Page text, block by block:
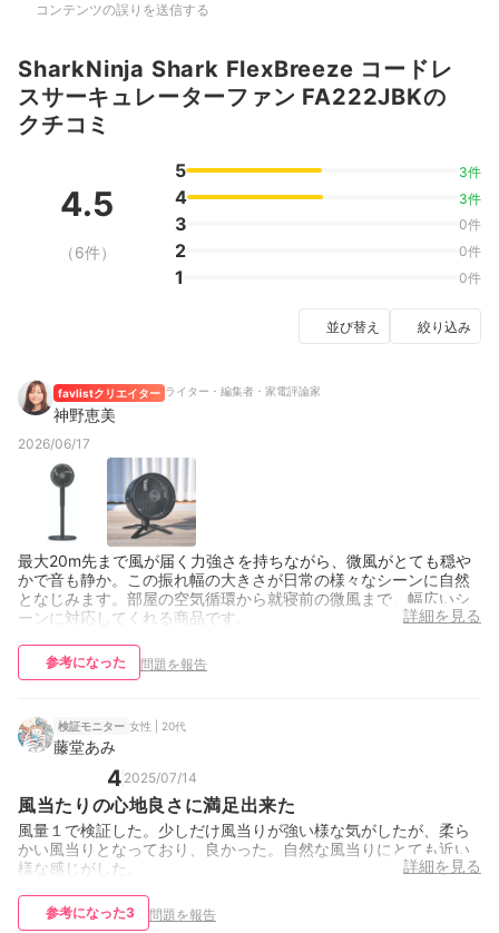
コンテンツの誤りを送信する
SharkNinja Shark FlexBreeze コードレ
スサーキュレーターファン FA222JBKの
クチコミ
4.5
（6件）
5 3件
4 3件
3 0件
2 0件
1 0件
並び替え 絞り込み
favlistクリエイター ライター・編集者・家電評論家
神野恵美
2026/06/17
最大20m先まで風が届く力強さを持ちながら、微風がとても穏や
かで音も静か。この振れ幅の大きさが日常の様々なシーンに自然
となじみます。部屋の空気循環から就寝前の微風まで、幅広いシ
ーンに対応してくれる商品です。
詳細を見る
参考になった 問題を報告
検証モニター 女性 | 20代
藤堂あみ
4 2025/07/14
風当たりの心地良さに満足出来た
風量１で検証した。少しだけ風当りが強い様な気がしたが、柔ら
かい風当りとなっており、良かった。自然な風当りにとても近い
様な感じがした。
詳細を見る
参考になった3 問題を報告